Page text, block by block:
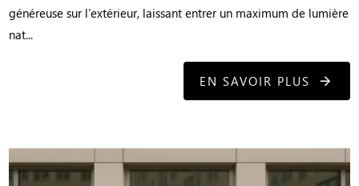
généreuse sur l’extérieur, laissant entrer un maximum de lumière
nat...
EN SAVOIR PLUS